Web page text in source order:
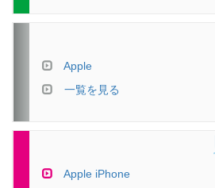
Apple
一覧を見る
Apple iPhone